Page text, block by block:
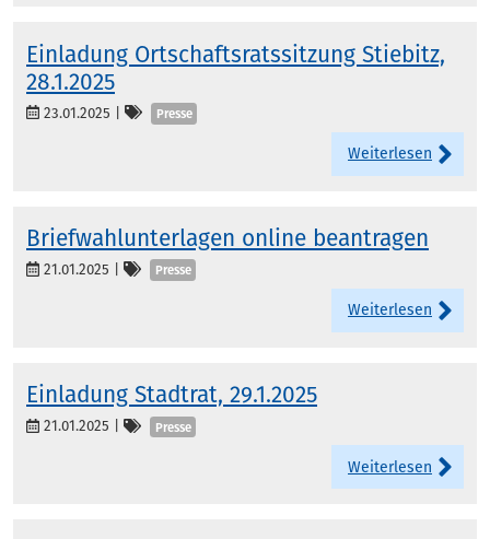
Einladung Ortschaftsratssitzung Stiebitz,
28.1.2025
23.01.2025 Kategorien
Presse
Weiterlesen
Briefwahlunterlagen online beantragen
21.01.2025 Kategorien
Presse
Weiterlesen
Einladung Stadtrat, 29.1.2025
21.01.2025 Kategorien
Presse
Weiterlesen